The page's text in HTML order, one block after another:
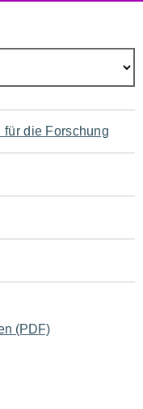
für die Forschung
(PDF)